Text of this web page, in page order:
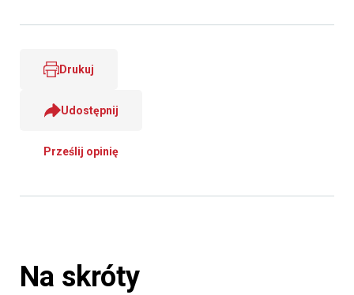
Drukuj
Udostępnij
Prześlij opinię
Na skróty